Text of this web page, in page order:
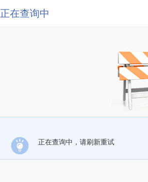
正在查询中
正在查询中，请刷新重试